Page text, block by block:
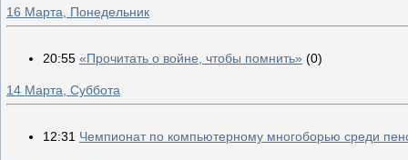
16 Марта, Понедельник
20:55 «Прочитать о войне, чтобы помнить» (0)
14 Марта, Суббота
12:31 Чемпионат по компьютерному многоборью среди